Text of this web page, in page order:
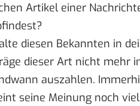
Artikel einer
diesen Bekannten in
dieser Art nicht mehr
auszahlen.
seine Meinung noch